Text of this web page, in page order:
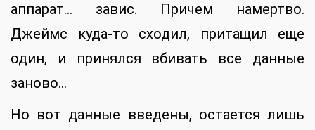
аппарат… завис. Причем намертво.
Джеймс куда-то сходил, притащил еще
один, и принялся вбивать все данные
заново…
Но вот данные введены, остается лишь